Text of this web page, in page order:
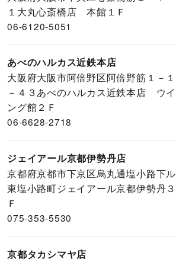
１大丸心斎橋店 本館１Ｆ
06-6120-5051
あべのハルカス近鉄本店
大阪府大阪市阿倍野区阿倍野筋１－１
－４３あべのハルカス近鉄本店 ウイ
ング館２Ｆ
06-6628-2718
ジェイアール京都伊勢丹店
京都府京都市下京区烏丸通塩小路下ル
東塩小路町ジェイアール京都伊勢丹３
Ｆ
075-353-5530
京都タカシマヤ店